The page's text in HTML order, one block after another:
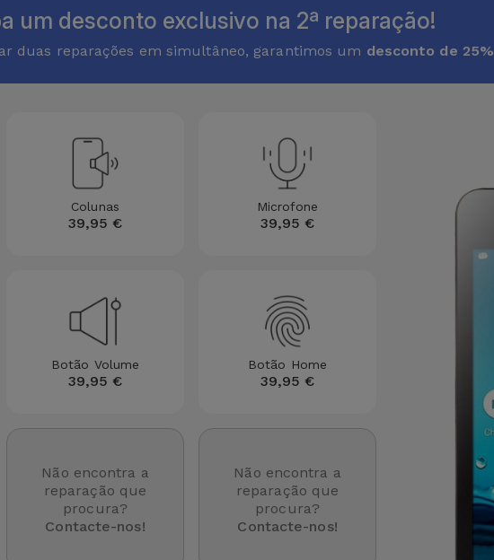
um desconto exclusivo na 2ª reparação!
duas reparações em simultâneo, garantimos um desconto de 25%
Colunas
39,95 €
Microfone
39,95 €
Botão Volume
39,95 €
Botão Home
39,95 €
Não encontra a
reparação que
procura?
Contacte-nos!
Não encontra a
reparação que
procura?
Contacte-nos!